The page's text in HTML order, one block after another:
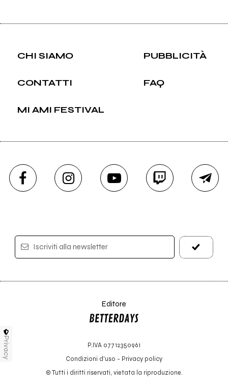
CHI SIAMO PUBBLICITÀ
CONTATTI FAQ
MI AMI FESTIVAL
Iscriviti alla newsletter
Editore
P.IVA 07712350961
Condizioni d'uso - Privacy policy
© Tutti i diritti riservati, vietata la riproduzione.
Privacy